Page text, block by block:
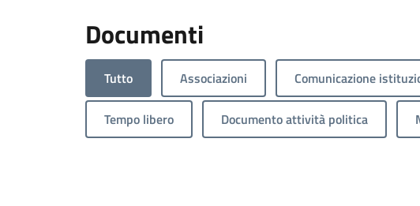
Documenti
Tutto Associazioni Comunicazione
Tempo libero Documento attività politica